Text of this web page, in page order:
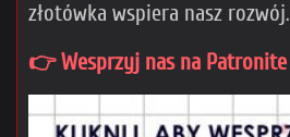
złotówka wspiera nasz rozwój.
👉 Wesprzyj nas na Patronite